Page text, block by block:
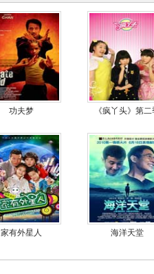
功夫梦 《疯丫头》第二
家有外星人 海洋天堂